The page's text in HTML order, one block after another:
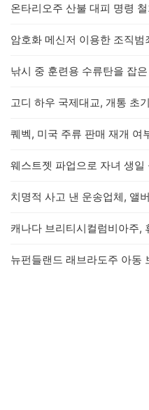
낚시 중 훈련용 수류탄을 잡
퀘벡, 미국 주류 판매 재개 여
치명적 사고 낸 운송업체, 앨